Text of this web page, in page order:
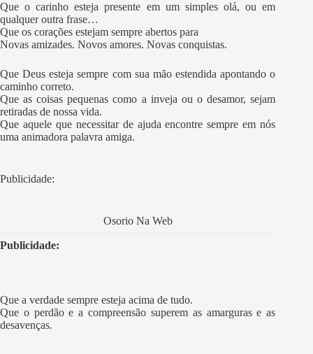
Que o carinho esteja presente em um simples olá, ou em
qualquer outra frase…
Que os corações estejam sempre abertos para
Novas amizades. Novos amores. Novas conquistas.
Que Deus esteja sempre com sua mão estendida apontando o
caminho correto.
Que as coisas pequenas como a inveja ou o desamor, sejam
retiradas de nossa vida.
Que aquele que necessitar de ajuda encontre sempre em nós
uma animadora palavra amiga.
Publicidade:
Osorio Na Web
Publicidade:
Que a verdade sempre esteja acima de tudo.
Que o perdão e a compreensão superem as amarguras e as
desavenças.